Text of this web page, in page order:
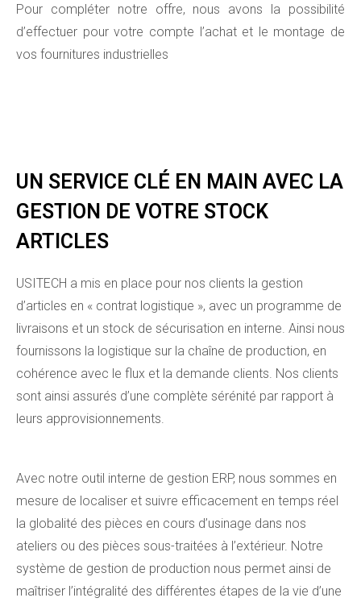
Pour compléter notre offre, nous avons la possibilité
d’effectuer pour votre compte l’achat et le montage de
vos fournitures industrielles
UN SERVICE CLÉ EN MAIN AVEC LA
GESTION DE VOTRE STOCK
ARTICLES
USITECH a mis en place pour nos clients la gestion
d’articles en « contrat logistique », avec un programme de
livraisons et un stock de sécurisation en interne. Ainsi nous
fournissons la logistique sur la chaîne de production, en
cohérence avec le flux et la demande clients. Nos clients
sont ainsi assurés d’une complète sérénité par rapport à
leurs approvisionnements.
Avec notre outil interne de gestion ERP, nous sommes en
mesure de localiser et suivre efficacement en temps réel
la globalité des pièces en cours d’usinage dans nos
ateliers ou des pièces sous-traitées à l’extérieur. Notre
système de gestion de production nous permet ainsi de
maîtriser l’intégralité des différentes étapes de la vie d’une